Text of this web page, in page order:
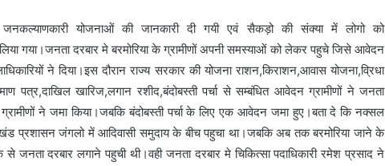
जनकल्याणकारी योजनाओं की जानकारी दी गयी एवं सैकड़ो की संक्या में लोगो को
गया।जनता दरबार मे बरमोरिया के ग्रामीणों अपनी समस्याओं को लेकर पहुचे जिसे आवेदन
ने दिया।इस दौरान राज्य सरकार की योजना राशन,किराशन,आवास योजना,व्रिधा
पत्र,दाखिल खारिज,लगान रशीद,बंदोबस्ती पर्चा से सम्बंधित आवेदन ग्रामीणों ने जनता
ने जमा किया।जबकि बंदोबस्ती पर्चा के लिए एक आवेदन जमा हुए।बता दे कि नक्सल
प्रशासन जंगलो में आदिवासी समुदाय के बीच पहुचा था।जबकि अब तक बरमोरिया जाने के
जनता दरबार लगाने पहुची थी।वही जनता दरबार मे चिकित्सा पदाधिकारी रमेश प्रसाद ने